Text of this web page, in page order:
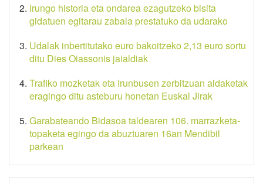
Irungo historia eta ondarea ezagutzeko bisita
gidatuen egitarau zabala prestatuko da udarako
Udalak inbertitutako euro bakoitzeko 2,13 euro sortu
ditu Dies Oiassonis jaialdiak
Trafiko mozketak eta Irunbusen zerbitzuan aldaketak
eragingo ditu asteburu honetan Euskal Jirak
Garabateando Bidasoa taldearen 106. marrazketa-
topaketa egingo da abuztuaren 16an Mendibil
parkean